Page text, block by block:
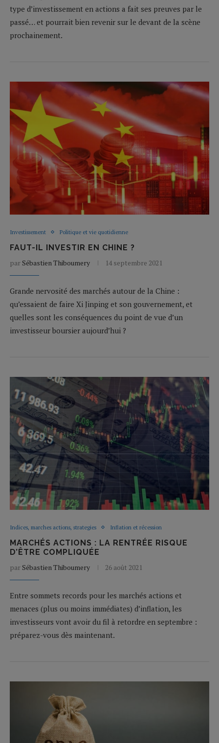
type d’investissement en actions a fait ses preuves par le
passé… et pourrait bien revenir sur le devant de la scène
prochainement.
Investissement Politique et vie quotidienne
FAUT-IL INVESTIR EN CHINE ?
par Sébastien Thiboumery 14 septembre 2021
Grande nervosité des marchés autour de la Chine :
qu’essaient de faire Xi Jinping et son gouvernement, et
quelles sont les conséquences du point de vue d’un
investisseur boursier aujourd’hui ?
Indices, marches actions, strategies Inflation et récession
MARCHÉS ACTIONS : LA RENTRÉE RISQUE
D’ÊTRE COMPLIQUÉE
par Sébastien Thiboumery 26 août 2021
Entre sommets records pour les marchés actions et
menaces (plus ou moins immédiates) d’inflation, les
investisseurs vont avoir du fil à retordre en septembre :
préparez-vous dès maintenant.